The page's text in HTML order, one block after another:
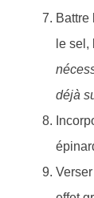
le sel,
déjà